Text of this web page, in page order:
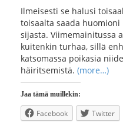
Ilmeisesti se halusi
toisaalta saada
sijasta. Viimemainitussa
kuitenkin turhaa, sillä
katsomassa poikasia
häiritsemistä. (more…)
Jaa tämä muillekin:
Facebook Twitter